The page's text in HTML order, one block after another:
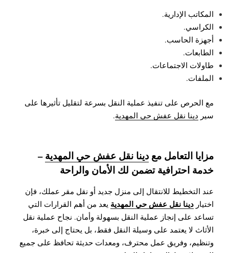
المكاتب الإدارية.
الكراسي.
أجهزة الحاسب.
الطابعات.
طاولات الاجتماعات.
الملفات.
مع الحرص على تنفيذ عملية النقل بسرعة لتقليل تأثيرها على
سير دينا نقل عفش حي المهدية.
مزايا التعامل مع دينا نقل عفش حي المهدية–
خدمة احترافية تضمن لك الأمان والراحة
عند التخطيط للانتقال إلى منزل جديد أو نقل مقر عملك، فإن
اختيار دينا نقل عفش حي المهدية يعد من أهم القرارات التي
تساعد على إنجاز عملية النقل بسهولة وأمان. نجاح عملية نقل
الأثاث لا يعتمد على وسيلة النقل فقط، بل يحتاج إلى خبرة،
وتنظيم، وفريق عمل محترف، ومعدات حديثة تحافظ على جميع